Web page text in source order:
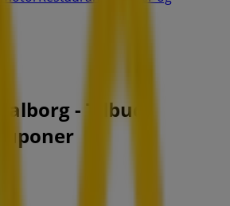
- Tilbud,